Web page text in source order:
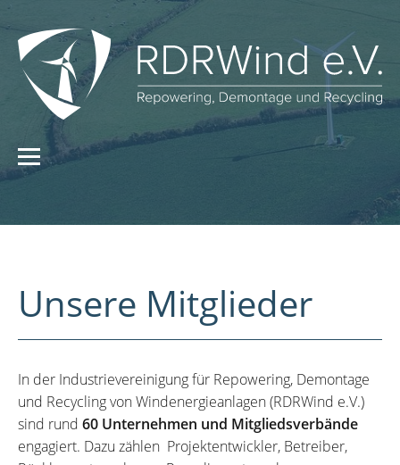
Unsere Mitglieder
In der Industrievereinigung für Repowering, Demontage
und Recycling von Windenergieanlagen (RDRWind e.V.)
sind rund 60 Unternehmen und Mitgliedsverbände
engagiert. Dazu zählen Projektentwickler, Betreiber,